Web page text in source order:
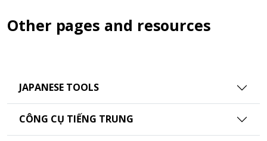
Other pages and resources
JAPANESE TOOLS
CÔNG CỤ TIẾNG TRUNG